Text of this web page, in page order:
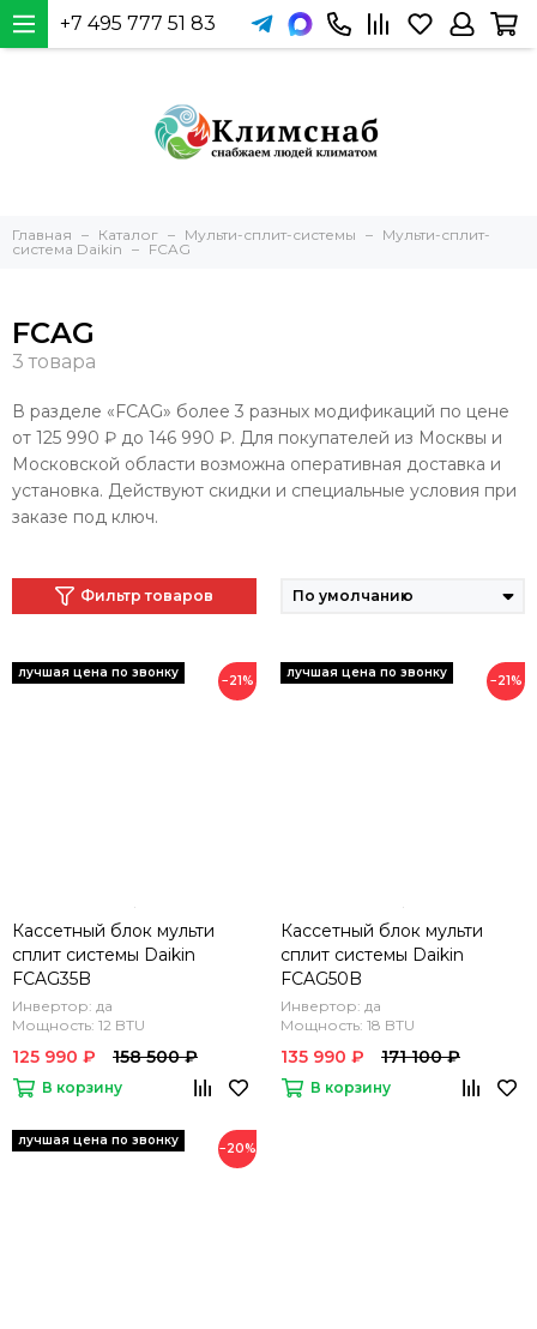
+7 495 777 51 83
Главная Каталог Мульти-сплит-системы
Мульти-сплит-
система Daikin
FCAG
FCAG
В разделе «FCAG» более 3 разных модификаций по цене
от 125 990 ₽ до 146 990 ₽. Для покупателей из Москвы и
Московской области возможна оперативная доставка и
установка. Действуют скидки и специальные условия при
заказе под ключ.
Фильтр товаров
−21%
Кассетный блок мульти
сплит системы Daikin
FCAG35B
Инвертор: да
Мощность: 12 BTU
125 990 ₽ 158 500 ₽
В корзину
−21%
Кассетный блок мульти
сплит системы Daikin
FCAG50B
Инвертор: да
Мощность: 18 BTU
135 990 ₽ 171 100 ₽
В корзину
−20%